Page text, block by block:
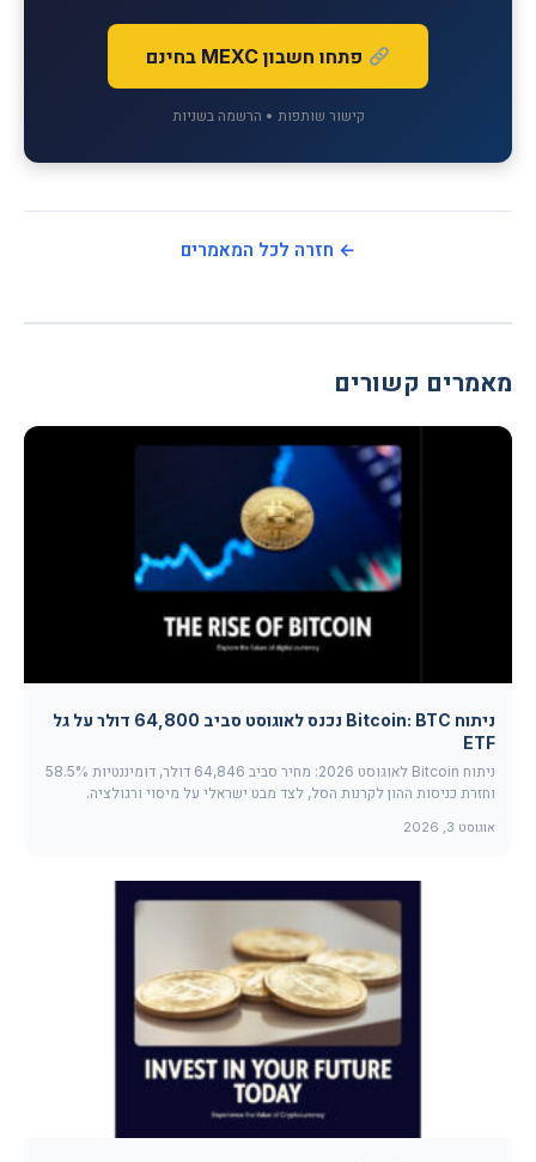
פתחו חשבון MEXC בחינם
קישור שותפות • הרשמה בשניות
← חזרה לכל המאמרים
מאמרים קשורים
ניתוח Bitcoin: BTC נכנס לאוגוסט סביב 64,800 דולר על גל
ETF
ניתוח Bitcoin לאוגוסט 2026: מחיר סביב 64,846 דולר, דומיננטיות 58.5%
וחזרת כניסות ההון לקרנות הסל, לצד מבט ישראלי על מיסוי ורגולציה.
אוגוסט 3, 2026